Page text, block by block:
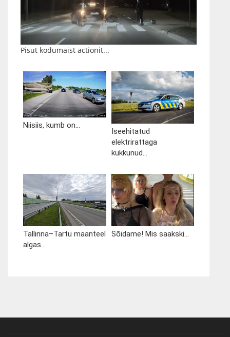
Pisut kodumaist actionit...
Niisiis, kumb on...
Iseehitatud
elektrirattaga
kukkunud...
Tallinna–Tartu maanteel
algas...
Sõidame! Mis saakski...